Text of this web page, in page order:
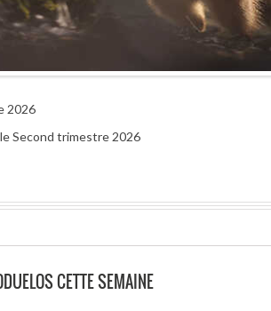
2026
Second trimestre 2026
CETTE SEMAINE